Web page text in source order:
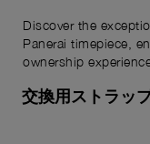
Discover the
Panerai timepiece,
ownership
交換用ストラッ